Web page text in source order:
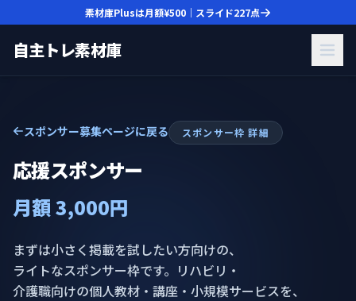
素材庫Plusは月額¥500 ｜スライド227点
自主トレ素材庫
スポンサー募集ページに戻る スポンサー枠 詳細
応援スポンサー
月額 3,000円
まずは小さく掲載を試したい方向けの、
ライトなスポンサー枠です。リハビリ・
介護職向けの個人教材・講座・小規模サービスを、